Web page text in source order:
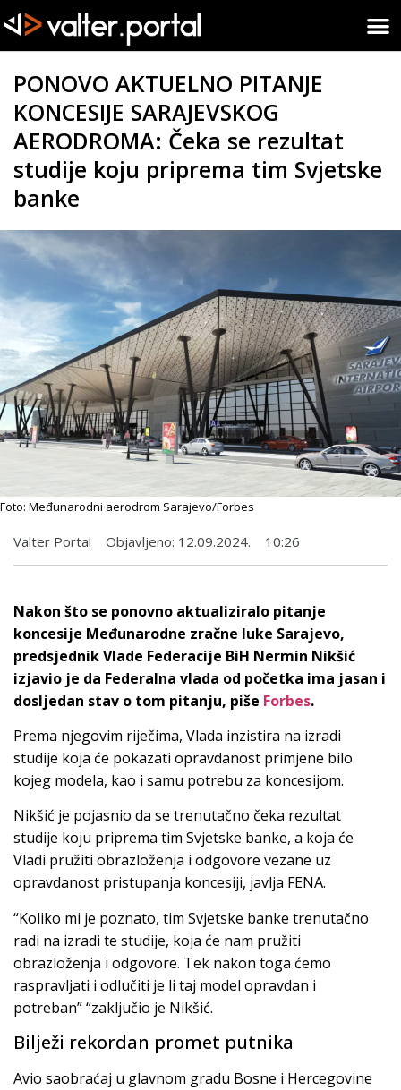
PONOVO AKTUELNO PITANJE
KONCESIJE SARAJEVSKOG
AERODROMA: Čeka se rezultat
studije koju priprema tim Svjetske
banke
Foto: Međunarodni aerodrom Sarajevo/Forbes
Valter Portal Objavljeno: 12.09.2024. 10:26
Nakon što se ponovno aktualiziralo pitanje
koncesije Međunarodne zračne luke Sarajevo,
predsjednik Vlade Federacije BiH Nermin Nikšić
izjavio je da Federalna vlada od početka ima jasan i
dosljedan stav o tom pitanju, piše Forbes.
Prema njegovim riječima, Vlada inzistira na izradi
studije koja će pokazati opravdanost primjene bilo
kojeg modela, kao i samu potrebu za koncesijom.
Nikšić je pojasnio da se trenutačno čeka rezultat
studije koju priprema tim Svjetske banke, a koja će
Vladi pružiti obrazloženja i odgovore vezane uz
opravdanost pristupanja koncesiji, javlja FENA.
“Koliko mi je poznato, tim Svjetske banke trenutačno
radi na izradi te studije, koja će nam pružiti
obrazloženja i odgovore. Tek nakon toga ćemo
raspravljati i odlučiti je li taj model opravdan i
potreban” “zaključio je Nikšić.
Bilježi rekordan promet putnika
Avio saobraćaj u glavnom gradu Bosne i Hercegovine